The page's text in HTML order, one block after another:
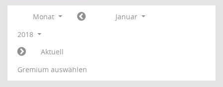
Monat
Januar
2018
Aktuell
Gremium auswählen